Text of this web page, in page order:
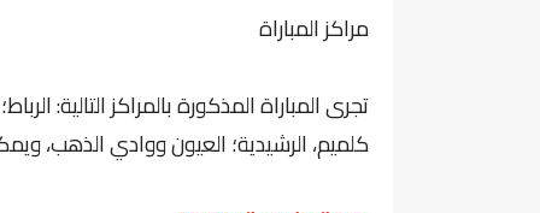
مراكز المباراة
تجرى المباراة المذكورة بالمراكز التالية:
كلميم، الرشيدية؛ العيون ووادي الذهب،